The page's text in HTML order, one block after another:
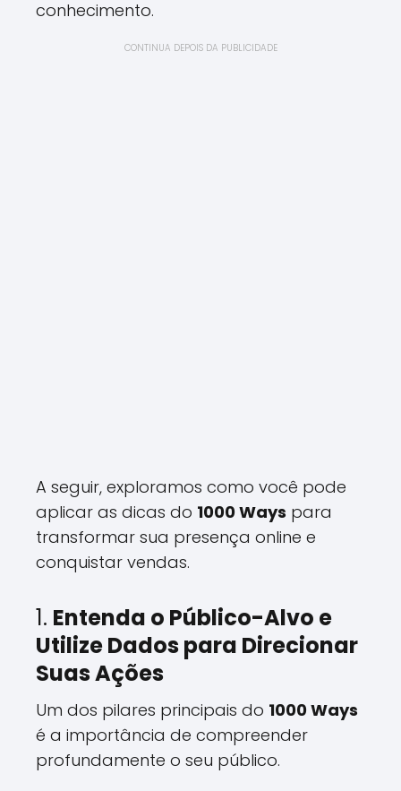
conhecimento.
CONTINUA DEPOIS DA PUBLICIDADE
A seguir, exploramos como você pode
aplicar as dicas do 1000 Ways para
transformar sua presença online e
conquistar vendas.
1. Entenda o Público-Alvo e
Utilize Dados para Direcionar
Suas Ações
Um dos pilares principais do 1000 Ways
é a importância de compreender
profundamente o seu público.